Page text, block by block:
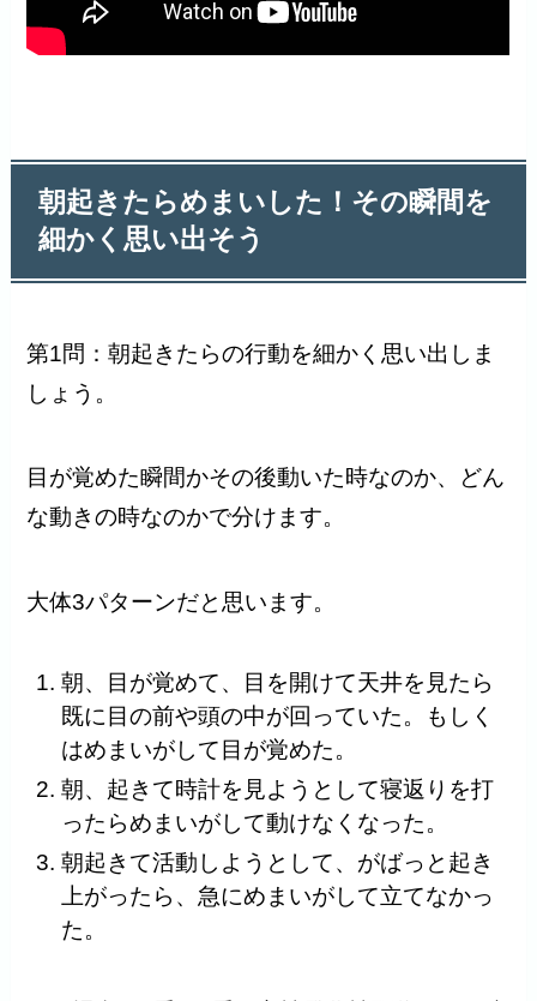
朝起きたらめまいした！その瞬間を
細かく思い出そう
第1問：朝起きたらの行動を細かく思い出しま
しょう。
目が覚めた瞬間かその後動いた時なのか、どん
な動きの時なのかで分けます。
大体3パターンだと思います。
朝、目が覚めて、目を開けて天井を見たら
既に目の前や頭の中が回っていた。もしく
はめまいがして目が覚めた。
朝、起きて時計を見ようとして寝返りを打
ったらめまいがして動けなくなった。
朝起きて活動しようとして、がばっと起き
上がったら、急にめまいがして立てなかっ
た。